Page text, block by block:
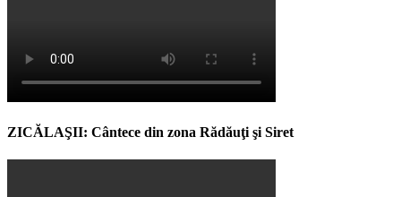
ZICĂLAŞII: Cântece din zona Rădăuţi şi Siret